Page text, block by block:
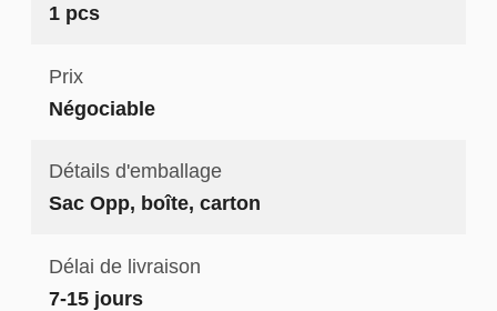
1 pcs
Prix
Négociable
Détails d'emballage
Sac Opp, boîte, carton
Délai de livraison
7-15 jours